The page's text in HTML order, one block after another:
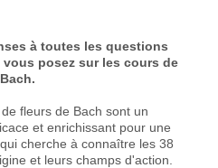
à toutes les questions
posez sur les cours de
fleurs de Bach sont un
et enrichissant pour une
cherche à connaître les 38
et leurs champs d'action.